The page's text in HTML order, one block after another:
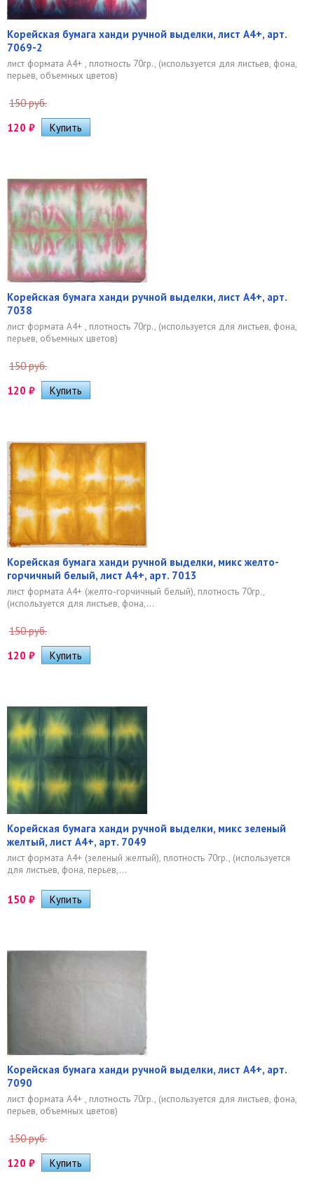
Корейская бумага ханди ручной выделки, лист А4+, арт.
7069-2
лист формата А4+ , плотность 70гр., (используется для листьев, фона,
перьев, объемных цветов)
150 руб.
120 ₽
Корейская бумага ханди ручной выделки, лист А4+, арт.
7038
лист формата А4+ , плотность 70гр., (используется для листьев, фона,
перьев, объемных цветов)
150 руб.
120 ₽
Корейская бумага ханди ручной выделки, микс желто-
горчичный белый, лист А4+, арт. 7013
лист формата А4+ (желто-горчичный белый), плотность 70гр.,
(используется для листьев, фона,...
150 руб.
120 ₽
Корейская бумага ханди ручной выделки, микс зеленый
желтый, лист А4+, арт. 7049
лист формата А4+ (зеленый желтый), плотность 70гр., (используется
для листьев, фона, перьев,...
150 ₽
Корейская бумага ханди ручной выделки, лист А4+, арт.
7090
лист формата А4+ , плотность 70гр., (используется для листьев, фона,
перьев, объемных цветов)
150 руб.
120 ₽